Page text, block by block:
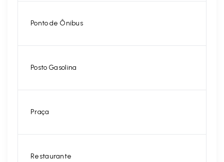
Ponto de Ônibus
Posto Gasolina
Praça
Restaurante